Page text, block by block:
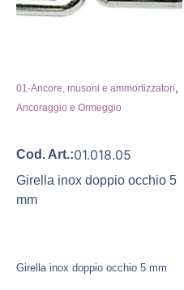
01-Ancore, musoni e ammortizzatori,
Ancoraggio e Ormeggio
Cod. Art.:01.018.05
Girella inox doppio occhio 5
mm
Girella inox doppio occhio 5 mm